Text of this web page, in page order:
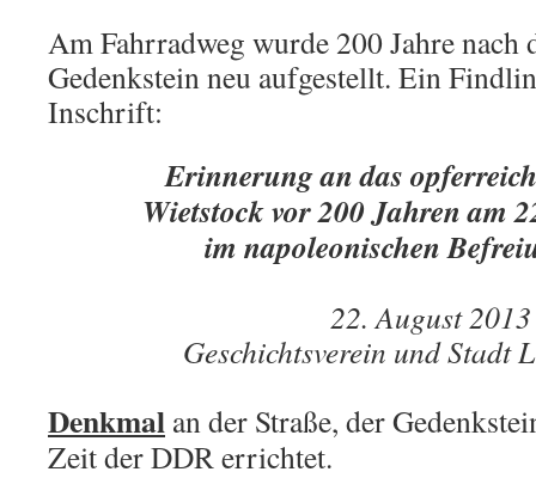
Am Fahrradweg wurde 200 Jahre nach
Gedenkstein neu aufgestellt. Ein
Inschrift:
Erinnerung an das
Wietstock vor 200 Jahren am
im napoleonischen
22. August 2013
Geschichtsverein und Stadt
Denkmal an der Straße, der
Zeit der DDR errichtet.